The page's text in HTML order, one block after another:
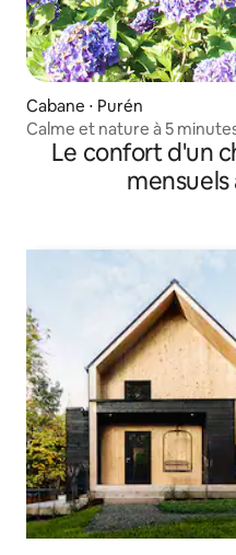
Cabane ⋅ Purén
Calme et nature à 5
Le confort d'un